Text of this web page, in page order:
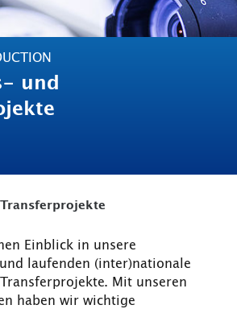
und
Einblick in unsere
laufenden (inter)nationale
Mit unseren
haben wir wichtige